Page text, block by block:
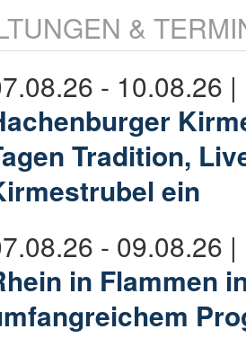
&
- 10.08.26
Tradition,
ein
- 09.08.26
in Flammen